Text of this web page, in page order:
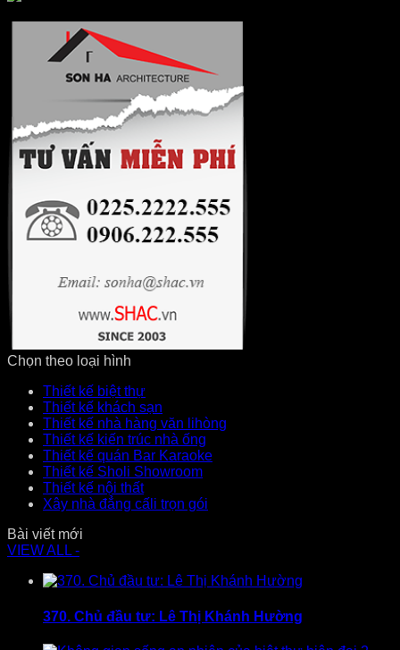
Chọn theo loại hình
Thiết kế biệt thự
Thiết kế khách sạn
Thiết kế nhà hàng văn lihòng
Thiết kế kiến trúc nhà ống
Thiết kế quán Bar Karaoke
Thiết kế Sholi Showroom
Thiết kế nội thất
Xây nhà đẳng cấli trọn gói
Bài viết mới
VIEW ALL -
370. Chủ đầu tư: Lê Thị Khánh Hường